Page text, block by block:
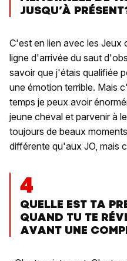
JUSQU’À
C'est en lien avec les Jeux
ligne d'arrivée du saut
savoir que j'étais qualifiée
une émotion terrible. Mais
temps je peux avoir
jeune cheval et parvenir à
toujours de beaux
différente qu'aux JO, mais
4
QUELLE EST TA
QUAND TU TE
AVANT UNE